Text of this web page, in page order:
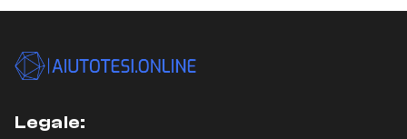
Cos’è la Tesi Triennale in
La tesi di laurea triennale in Ingegneria
80 pagine che chiude il primo ciclo
Legale: